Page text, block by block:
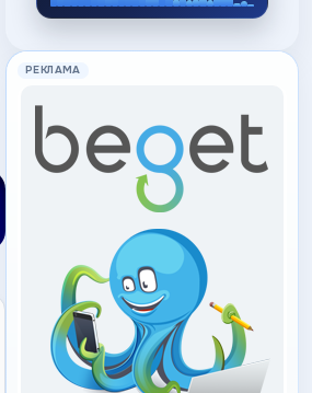
РЕКЛАМА